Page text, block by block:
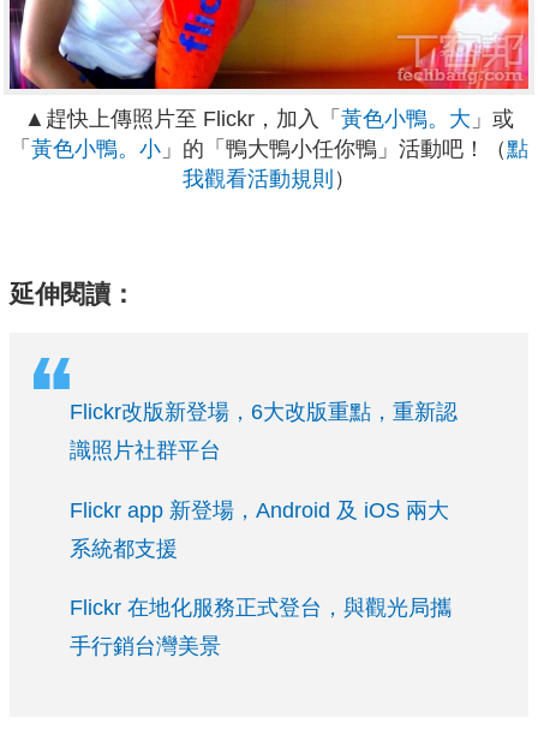
▲趕快上傳照片至 Flickr，加入「 黃色小鴨。大 」或
「 黃色小鴨。小 」的「鴨大鴨小任你鴨」活動吧！（點
我觀看活動規則 ）
延伸閱讀：
Flickr改版新登場，6大改版重點，重新認
識照片社群平台
Flickr app 新登場，Android 及 iOS 兩大
系統都支援
Flickr 在地化服務正式登台，與觀光局攜
手行銷台灣美景